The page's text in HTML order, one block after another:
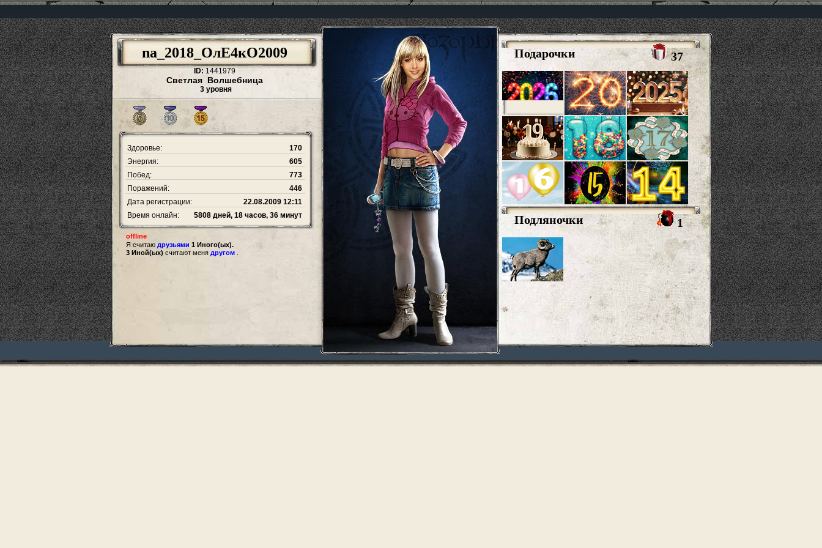
na_2018_ОлЕ4кО2009
ID: 1441979
Светлая Волшебница
3 уровня
Здоровье:
170
Энергия:
605
Побед:
773
Поражений:
446
Дата регистрации:
22.08.2009 12:11
Время онлайн:
5808 дней, 18 часов, 36 минут
offline
Я считаю друзьями 1 Иного(ых).
3 Иной(ых) считают меня другом
Подарочки 37
Подляночки 1